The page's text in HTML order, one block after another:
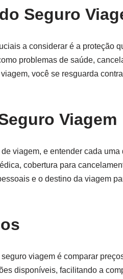
Seguro
a considerar é a proteção
problemas de saúde,
você se resguarda
Viagem
viagem, e entender cada
cobertura para
e o destino da viagem
viagem é comparar
disponíveis, facilitando a